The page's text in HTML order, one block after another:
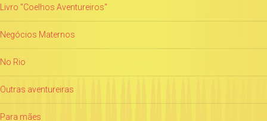
Livro "Coelhos Aventureiros"
Negócios Maternos
No Rio
Outras aventureiras
Para mães